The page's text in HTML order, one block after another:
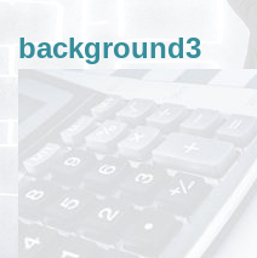
background3